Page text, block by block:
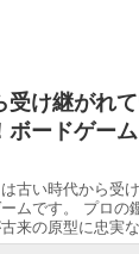
受け継がれ
ボードゲー
は古い時代から受
ムです。 プロの
来の原型に忠実